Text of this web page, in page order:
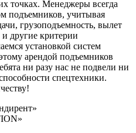
точках. Менеджеры всегда
подъемников, учитывая
грузоподъемность, вылет
другие критерии
установкой систем
арендой подъемников
ни разу нас не подвели ни
спецтехники.